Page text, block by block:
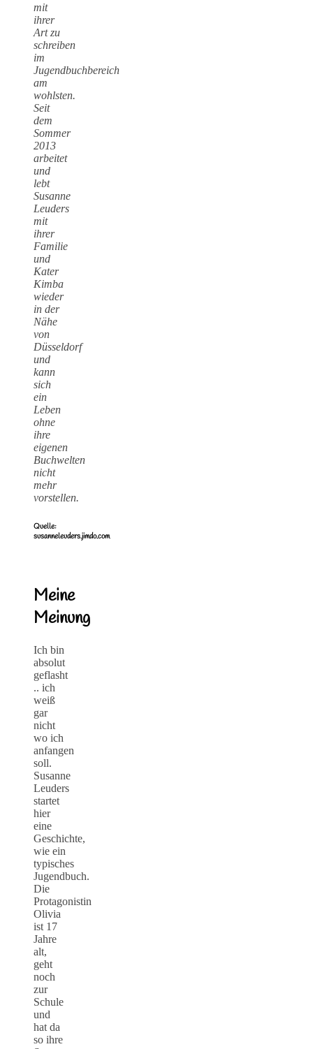
mit
ihrer
Art zu
schreiben
im
Jugendbuchbereich
am
wohlsten.
Seit
dem
Sommer
2013
arbeitet
und
lebt
Susanne
Leuders
mit
ihrer
Familie
und
Kater
Kimba
wieder
in der
Nähe
von
Düsseldorf
und
kann
sich
ein
Leben
ohne
ihre
eigenen
Buchwelten
nicht
mehr
vorstellen.
Quelle:
susanneleuders.jimdo.com
Meine
Meinung
Ich bin
absolut
geflasht
.. ich
weiß
gar
nicht
wo ich
anfangen
soll.
Susanne
Leuders
startet
hier
eine
Geschichte,
wie ein
typisches
Jugendbuch.
Die
Protagonistin
Olivia
ist 17
Jahre
alt,
geht
noch
zur
Schule
und
hat da
so ihre